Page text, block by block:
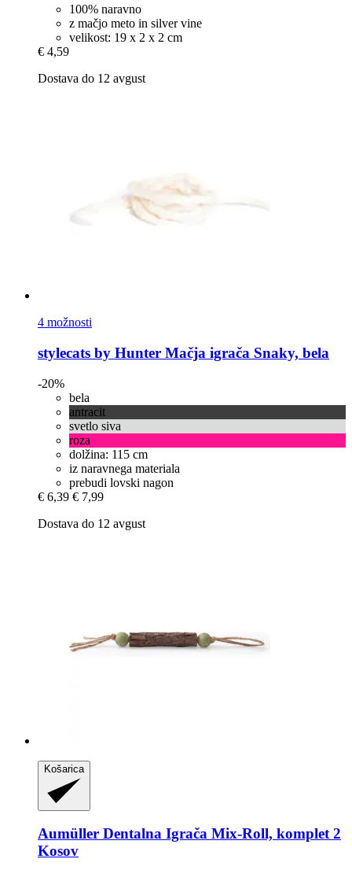
100% naravno
z mačjo meto in silver vine
velikost: 19 x 2 x 2 cm
€ 4,59
Dostava do 12 avgust
4 možnosti
stylecats by Hunter Mačja igrača Snaky, bela
-20%
bela
antracit
svetlo siva
roza
dolžina: 115 cm
iz naravnega materiala
prebudi lovski nagon
€ 6,39 € 7,99
Dostava do 12 avgust
Košarica
Aumüller Dentalna Igrača Mix-​Roll, komplet 2
Kosov